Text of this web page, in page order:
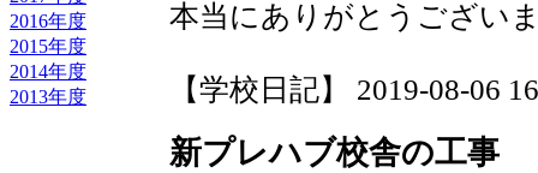
2016年度
2015年度
2014年度
2013年度
本当にありがとうござい
【学校日記】 2019-08-06
新プレハブ校舎の工事